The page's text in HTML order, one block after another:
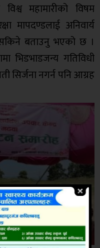
महामारीको विषम
मापदण्डलाई अनिवार्य
बताउनु भएको छ ।
भिडभाडजन्य गतिविधी
सिर्जना नगर्न पनि आग्रह